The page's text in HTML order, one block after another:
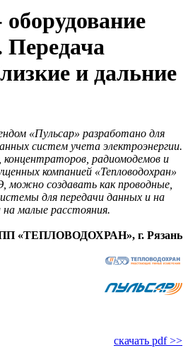
и дальние
«Пульсар» разработано для
систем учета электроэнергии.
радиомодемов и
компанией «Тепловодохран»
можно создавать как проводные,
для передачи данных и на
на малые расстояния.
«ТЕПЛОВОДОХРАН», г. Рязань
скачать pdf >>